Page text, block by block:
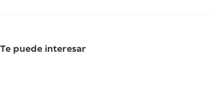
Te puede interesar